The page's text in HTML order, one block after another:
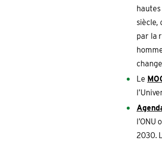
hautes
siècle,
par la
Le
2030.